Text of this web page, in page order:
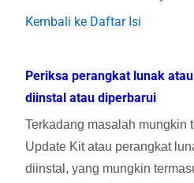
Kembali ke Daftar Isi
Periksa perangkat lunak
diinstal atau diperbarui
Terkadang masalah mungkin
Update Kit atau perangkat
diinstal, yang mungkin